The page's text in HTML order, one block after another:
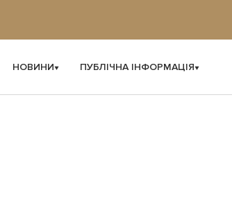
НОВИНИ ПУБЛІЧНА ІНФОРМАЦІЯ